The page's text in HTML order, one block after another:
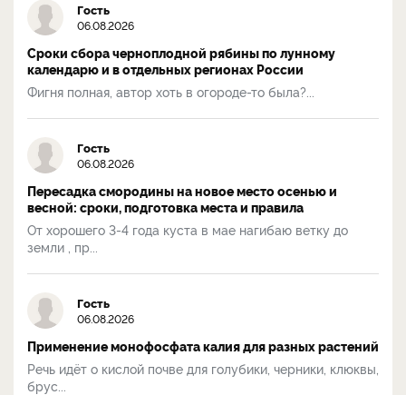
Гость
06.08.2026
Сроки сбора черноплодной рябины по лунному
календарю и в отдельных регионах России
Фигня полная, автор хоть в огороде-то была?...
Гость
06.08.2026
Пересадка смородины на новое место осенью и
весной: сроки, подготовка места и правила
От хорошего 3-4 года куста в мае нагибаю ветку до
земли , пр...
Гость
06.08.2026
Применение монофосфата калия для разных растений
Речь идёт о кислой почве для голубики, черники, клюквы,
брус...